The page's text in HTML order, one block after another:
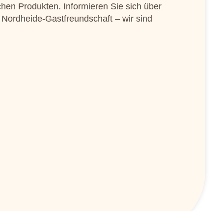
Produkten. Informieren Sie sich über
Gastfreundschaft – wir sind